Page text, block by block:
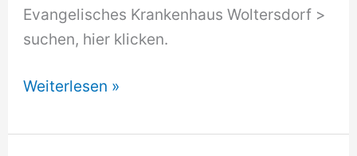
Evangelisches Krankenhaus Woltersdorf >
suchen, hier klicken.
Evangelisches
Woltersdorf
Weiterlesen »